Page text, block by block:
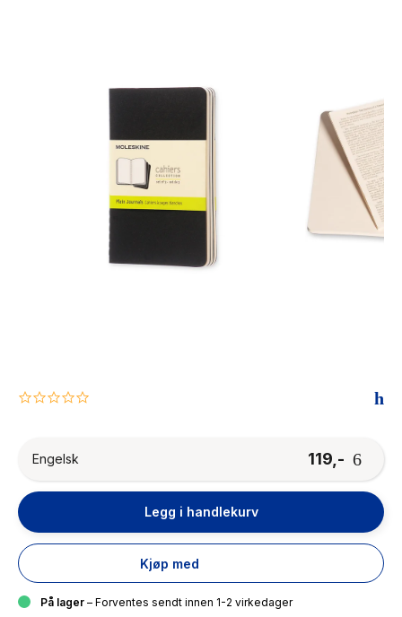
The Housemaid
0.0
Engelsk
119,-
Legg i handlekurv
Kjøp med
På lager – Forventes sendt innen 1-2 virkedager